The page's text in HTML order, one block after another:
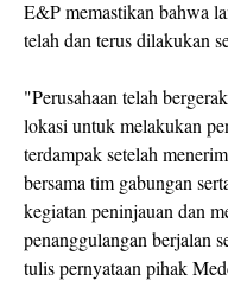
E&P memastikan bahwa
telah dan terus dilakukan
"Perusahaan telah
lokasi untuk melakukan
terdampak setelah
bersama tim gabungan
kegiatan peninjauan dan
penanggulangan berjalan
tulis pernyataan pihak